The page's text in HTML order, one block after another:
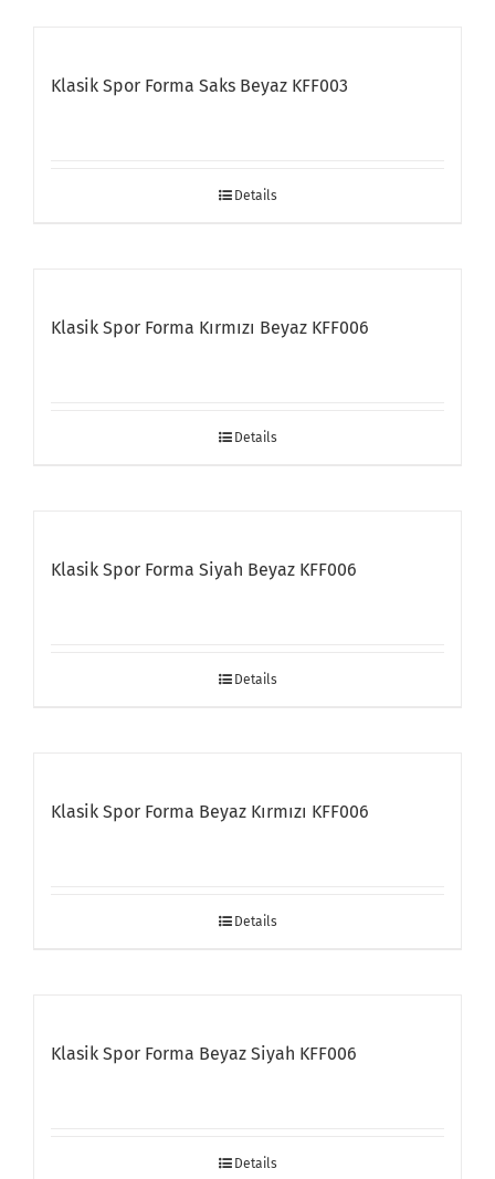
Klasik Spor Forma Saks Beyaz KFF003
Details
Klasik Spor Forma Kırmızı Beyaz KFF006
Details
Klasik Spor Forma Siyah Beyaz KFF006
Details
Klasik Spor Forma Beyaz Kırmızı KFF006
Details
Klasik Spor Forma Beyaz Siyah KFF006
Details